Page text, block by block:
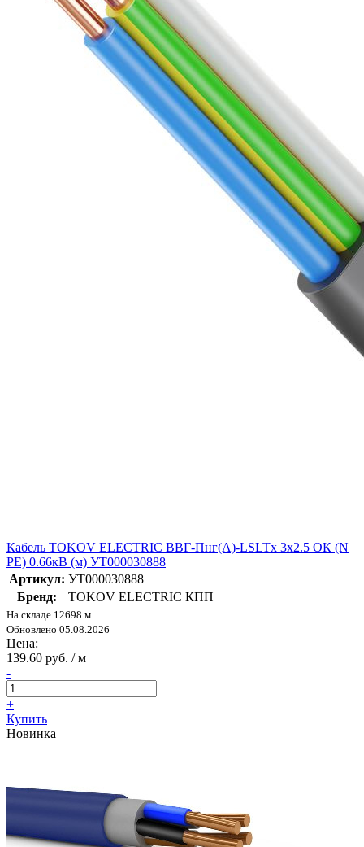
Кабель TOKOV ELECTRIC ВВГ-Пнг(А)-LSLTx 3х2.5 ОК (N
PE) 0.66кВ (м) УТ000030888
Артикул: УТ000030888
Бренд:
TOKOV ELECTRIC КПП
На складе 12698 м
Обновлено 05.08.2026
Цена:
139.60 руб. / м
-
+
Купить
Новинка